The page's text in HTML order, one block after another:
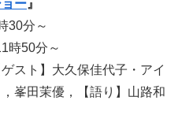
ー 』
30分～
時50分～
スト】大久保佳代子・アイ
峯田茉優，【語り】山路和